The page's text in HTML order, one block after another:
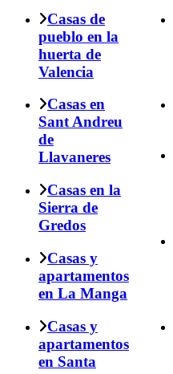
Casas de
pueblo en la
huerta de
Valencia
Casas en
Sant Andreu
de
Llavaneres
Casas en la
Sierra de
Gredos
Casas y
apartamentos
en La Manga
Casas y
apartamentos
en Santa